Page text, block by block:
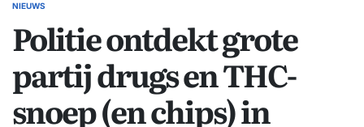
GEPLAATST
NIEUWS
Politie ontdekt grote
partij drugs en THC-
snoep (en chips) in